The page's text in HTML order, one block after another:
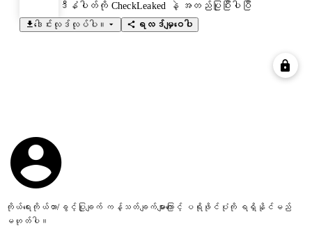
ဒီနံပါတ်ကို CheckLeaked နဲ့ အတည်ပြုပြီးပါပြီ
ဒေါင်းလုဒ်လုပ်ပါ။
ရလဒ်မျှဝေပါ
ကိုယ်ရေးကိုယ်တာ/ခွင့်ပြုချက် ကန့်သတ်ချက်များကြောင့် ပရိုဖိုင်ပုံကို ရရှိနိုင်မည်
မဟုတ်ပါ။